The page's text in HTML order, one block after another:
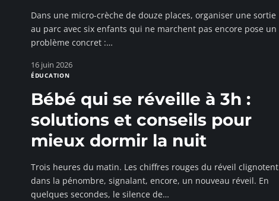
Dans une micro-crèche de douze places, organiser une sortie
au parc avec six enfants qui ne marchent pas encore pose un
problème concret :…
16 juin 2026
ÉDUCATION
Bébé qui se réveille à 3h :
solutions et conseils pour
mieux dormir la nuit
Trois heures du matin. Les chiffres rouges du réveil clignotent
dans la pénombre, signalant, encore, un nouveau réveil. En
quelques secondes, le silence de…